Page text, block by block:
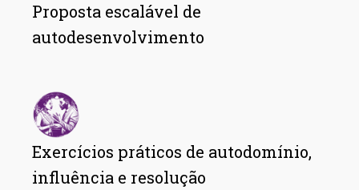
Proposta escalável de
autodesenvolvimento
Exercícios práticos de autodomínio,
influência e resolução